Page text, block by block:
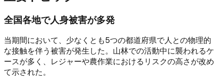
全国各地で人身被害が多発
当期間において、少なくとも5つの都道府県で人との物理的
な接触を伴う被害が発生した。山林での活動中に襲われるケ
ースが多く、レジャーや農作業におけるリスクの高さが改め
て示された。